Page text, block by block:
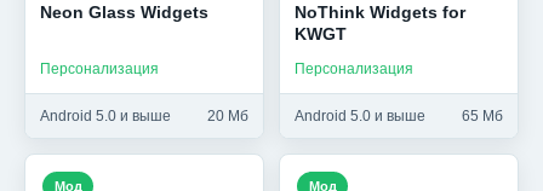
Neon Glass Widgets
Персонализация
Android 5.0 и выше 20 Мб
NoThink Widgets for
KWGT
Персонализация
Android 5.0 и выше 65 Мб
Мод Мод